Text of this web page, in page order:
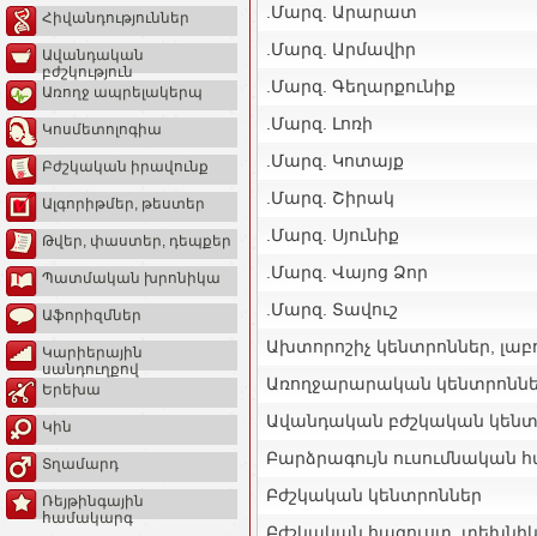
Հիվանդություններ
Ավանդական
բժշկություն
Առողջ ապրելակերպ
Կոսմետոլոգիա
Բժշկական իրավունք
Ալգորիթմեր, թեստեր
Թվեր, փաստեր, դեպքեր
Պատմական խրոնիկա
Աֆորիզմներ
Կարիերային
սանդուղքով
Երեխա
Կին
Տղամարդ
Ռեյթինգային
համակարգ
.Մարզ. Արարատ
.Մարզ. Արմավիր
.Մարզ. Գեղարքունիք
.Մարզ. Լոռի
.Մարզ. Կոտայք
.Մարզ. Շիրակ
.Մարզ. Սյունիք
.Մարզ. Վայոց Ձոր
.Մարզ. Տավուշ
Ախտորոշիչ կենտրոններ,
Առողջարարական
Ավանդական բժշկական
Բարձրագույն ուսումնական
Բժշկական կենտրոններ